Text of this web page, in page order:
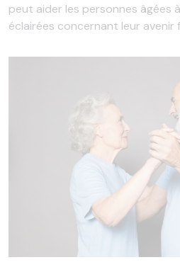
peut aider les personnes âgées
éclairées concernant leur avenir